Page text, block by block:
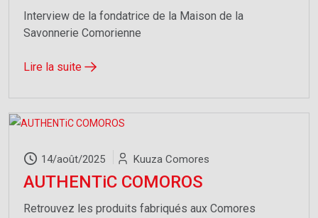
Newsletter
Abonnez-vous maintenant
Adresse électronique
Interview de la fondatrice de la Maison de la
Savonnerie Comorienne
Lire la suite
14/août/2025 Kuuza Comores
AUTHENTiC COMOROS
Retrouvez les produits fabriqués aux Comores